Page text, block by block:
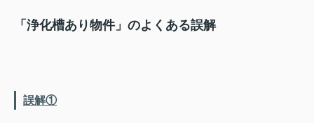
「浄化槽あり物件」のよくある誤解
誤解①